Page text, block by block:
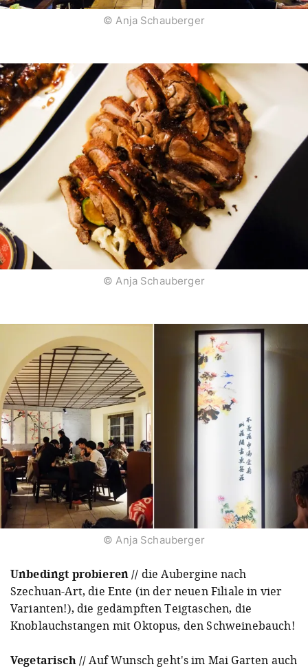
© Anja Schauberger
© Anja Schauberger
© Anja Schauberger
Unbedingt probieren // die Aubergine nach
Szechuan-Art, die Ente (in der neuen Filiale in vier
Varianten!), die gedämpften Teigtaschen, die
Knoblauchstangen mit Oktopus, den Schweinebauch!
Vegetarisch//Auf Wunsch geht's im Mai Garten auch